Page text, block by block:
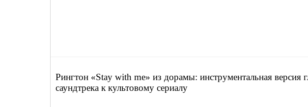
Рингтон «Stay with me» из дорамы: инструментальная версия
саундтрека к культовому сериалу